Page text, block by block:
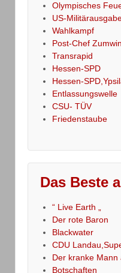
Olympisches
US-
Wahlkampf
Post-Chef
Transrapid
Hessen-SPD
Hessen-
Entlassungswelle
CSU- TÜV
Friedenstaube
Das Beste
“ Live Earth „
Der rote Baron
Blackwater
CDU
Der kranke
Botschaften